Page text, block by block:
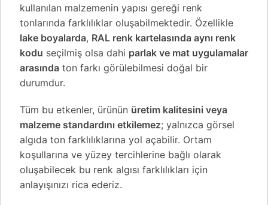
kullanılan malzemenin yapısı gereği renk
tonlarında farklılıklar oluşabilmektedir. Özellikle
lake boyalarda, RAL renk kartelasında aynı renk
kodu seçilmiş olsa dahi parlak ve mat uygulamalar
arasında ton farkı görülebilmesi doğal bir
durumdur.
Tüm bu etkenler, ürünün üretim kalitesini veya
malzeme standardını etkilemez; yalnızca görsel
algıda ton farklılıklarına yol açabilir. Ortam
koşullarına ve yüzey tercihlerine bağlı olarak
oluşabilecek bu renk algısı farklılıkları için
anlayışınızı rica ederiz.